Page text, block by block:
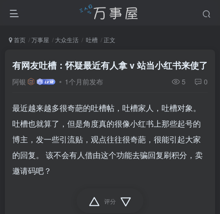
首页 万事屋 大众生活 吐槽 正文
有网友吐槽：怀疑最近有人拿 v 站当小红书来使了
阿银 1个月前发布 5 0
最近越来越多很奇葩的吐槽帖，吐槽家人，吐槽对象。
吐槽也就算了，但是角度真的很像小红书上那些起号的
博主，发一些引流贴，观点往往很奇葩，很能引起大家
的回复。 该不会有人借由这个功能去骗回复刷积分，卖
邀请码吧？
评分